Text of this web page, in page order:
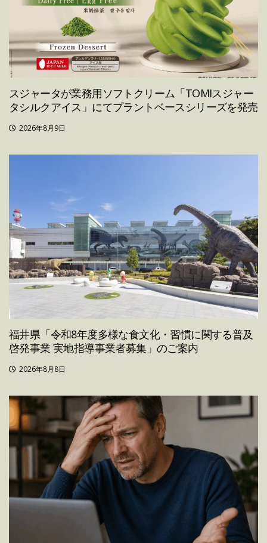
スジャータが業務用ソフトクリーム「TOMIスジャー
タシルクアイス」にてプラントベースシリーズを発売
2026年8月9日
福井県「令和8年度多様な食文化・習慣に関する普及
啓発事業 実地指導事業者募集」のご案内
2026年8月8日